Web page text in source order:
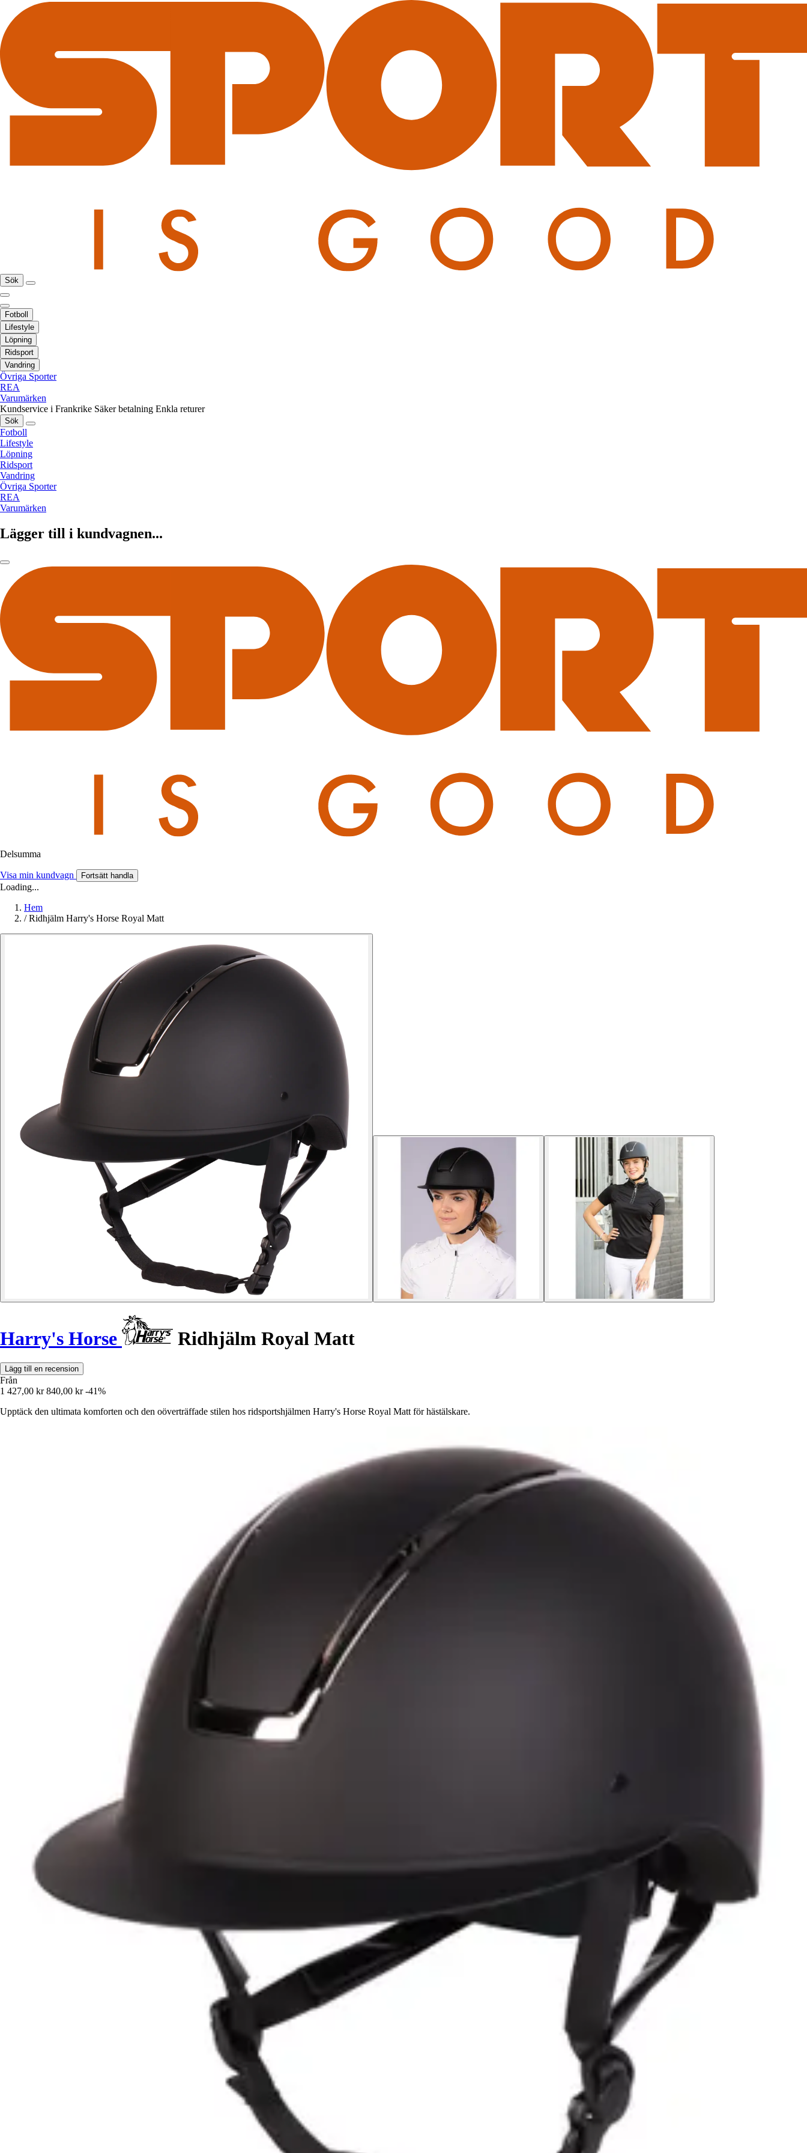
Sök
Fotboll
Lifestyle
Löpning
Ridsport
Vandring
Övriga Sporter
REA
Varumärken
Kundservice i Frankrike Säker betalning Enkla returer
Sök
Fotboll
Lifestyle
Löpning
Ridsport
Vandring
Övriga Sporter
REA
Varumärken
Lägger till i kundvagnen...
Delsumma
Visa min kundvagn Fortsätt handla
Loading...
Hem
/ Ridhjälm Harry's Horse Royal Matt
Harry's Horse Ridhjälm Royal Matt
Lägg till en recension
Från
1 427,00 kr 840,00 kr -41%
Upptäck den ultimata komforten och den oöverträffade stilen hos ridsportshjälmen Harry's Horse Royal Matt för hästälskare.